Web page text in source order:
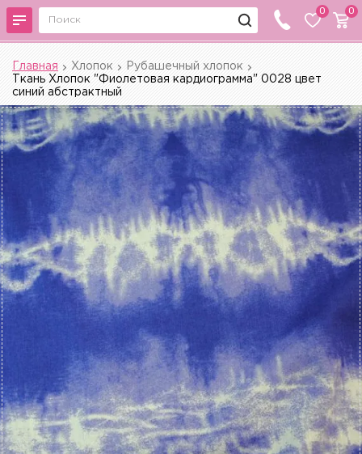
0 0
Главная Хлопок
Рубашечный хлопок
Ткань Хлопок "Фиолетовая кардиограмма" 0028 цвет
синий абстрактный